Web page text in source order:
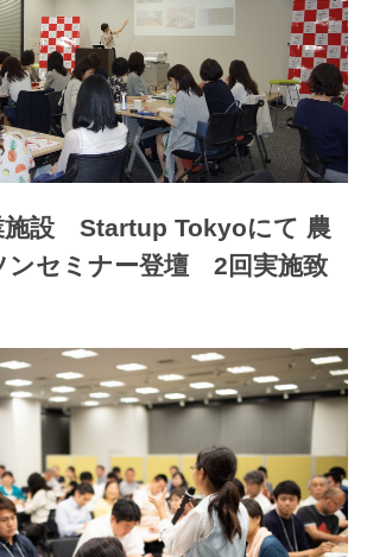
施設 Startup Tokyoにて 農
ンセミナー登壇 2回実施致